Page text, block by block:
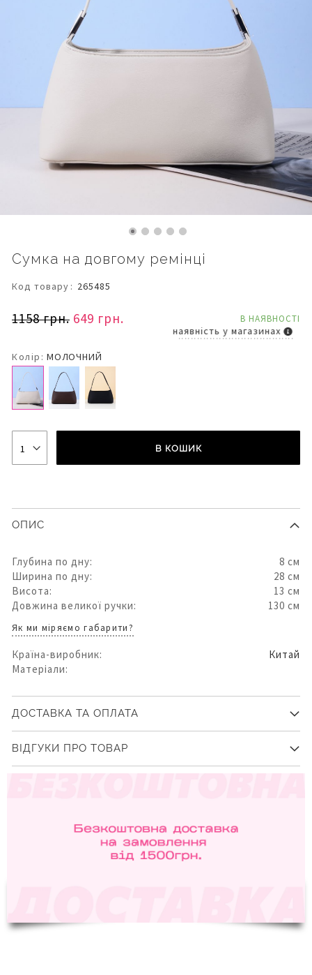
Сумка на довгому ремінці
Код товару 265485
1158 грн. 649 грн. В НАЯВНОСТІ
наявність у магазинах
Колір: МОЛОЧНИЙ
В КОШИК
галереї
ОПИС
Глубина по дну:
8 см
Ширина по дну:
28 см
Висота:
13 см
Довжина великої ручки:
130 см
Як ми міряємо габарити?
Країна-виробник:
Китай
Матеріали:
ДОСТАВКА ТА ОПЛАТА
ВІДГУКИ ПРО ТОВАР